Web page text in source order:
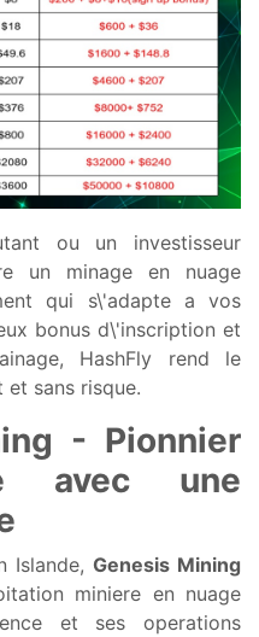
ou un investisseur
un minage en nuage
qui s\'adapte a vos
bonus d\'inscription et
HashFly rend le
sans risque.
- Pionnier
avec une
Islande, Genesis Mining
miniere en nuage
et ses operations